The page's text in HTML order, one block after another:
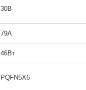
30В
79А
46Вт
PQFN5X6